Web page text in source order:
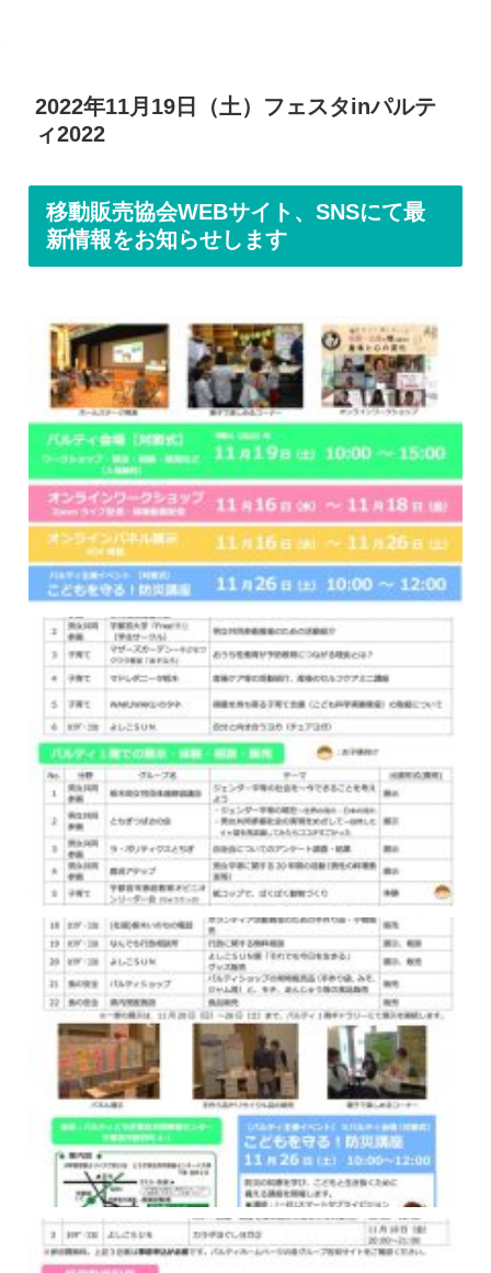
2022年11月19日（土）フェスタinパルテ
ィ2022
移動販売協会WEBサイト、SNSにて最
新情報をお知らせします